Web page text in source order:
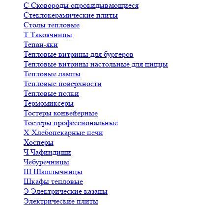
С Сковороды опрокидывающиеся
Стеклокерамические плиты
Столы тепловые
Т Такоячницы
Тепан-яки
Тепловые витрины для бургеров
Тепловые витрины настольные для пиццы
Тепловые лампы
Тепловые поверхности
Тепловые полки
Термомиксеры
Тостеры конвейерные
Тостеры профессиональные
Х Хлебопекарные печи
Хосперы
ЧЧафиндиши
Чебуречницы
Ш Шашлычницы
Шкафы тепловые
Э Электрические казаны
Электрические плиты